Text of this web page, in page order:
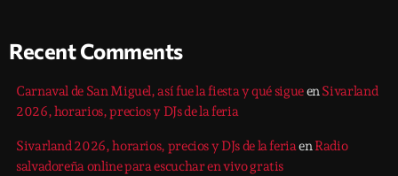
Recent Comments
Carnaval de San Miguel, así fue la fiesta y qué sigueenSivarland
2026, horarios, precios y DJs de la feria
Sivarland 2026, horarios, precios y DJs de la feriaenRadio
salvadoreña online para escuchar en vivo gratis